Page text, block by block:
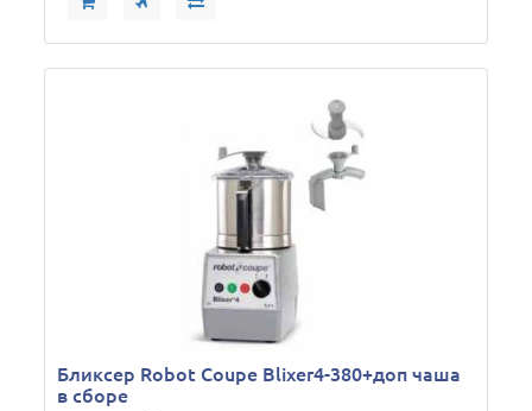
Бликсер Robot Coupe Blixer4-380+доп чаша
в сборе